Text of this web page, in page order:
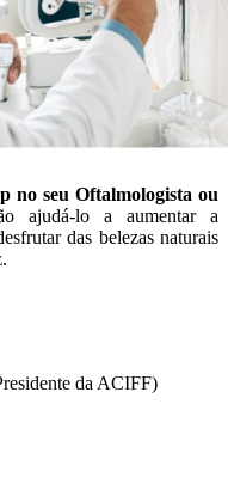
no seu Oftalmologista ou
ajudá-lo a aumentar a
das belezas naturais
da ACIFF)